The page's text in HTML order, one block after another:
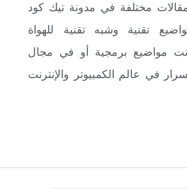
مختلفة في مدونة تيك كود
تقنية وشبه تقنية للهواة
مواضيع برمجية أو في مجال
في عالم الكمبيوتر والإنترنت